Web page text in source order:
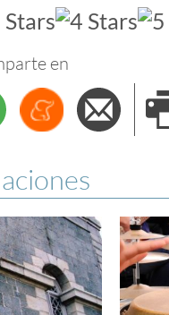
en
Menéame